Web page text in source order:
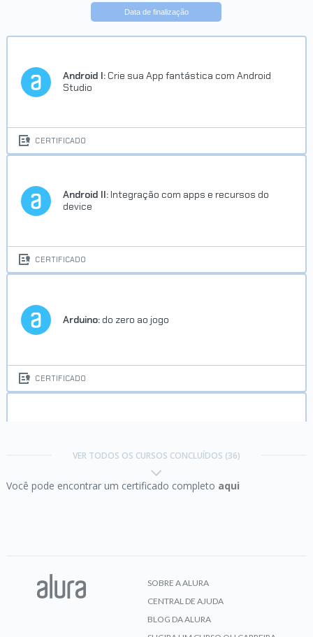
Data de finalização
Android I: Crie sua App fantástica com Android
Studio
CERTIFICADO
Android II: Integração com apps e recursos do
device
CERTIFICADO
Arduino: do zero ao jogo
CERTIFICADO
VER TODOS OS CURSOS CONCLUÍDOS (36)
Você pode encontrar um certificado completo aqui
SOBRE A ALURA
CENTRAL DE AJUDA
BLOG DA ALURA